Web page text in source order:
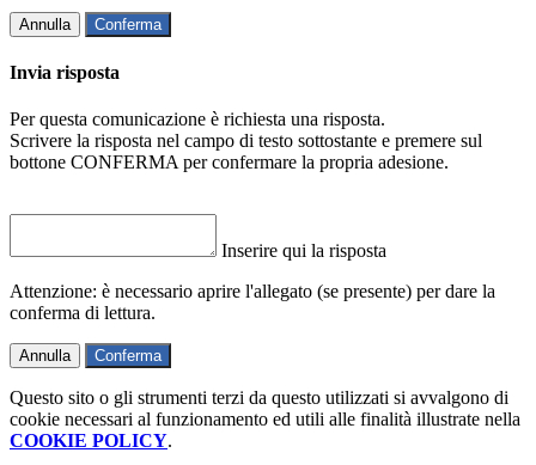
Annulla Conferma
Invia risposta
Per questa comunicazione è richiesta una risposta.
Scrivere la risposta nel campo di testo sottostante e premere sul
bottone CONFERMA per confermare la propria adesione.
Inserire qui la risposta
Attenzione: è necessario aprire l'allegato (se presente) per dare la
conferma di lettura.
Annulla Conferma
Questo sito o gli strumenti terzi da questo utilizzati si avvalgono di
cookie necessari al funzionamento ed utili alle finalità illustrate nella
COOKIE POLICY.